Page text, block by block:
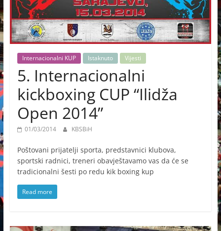
Internacionalni KUP Istaknuto Vijesti
5. Internacionalni
kickboxing CUP “Ilidža
Open 2014”
01/03/2014 KBSBiH
Poštovani prijatelji sporta, predstavnici klubova,
sportski radnici, treneri obavještavamo vas da će se
tradicionalni šesti po redu kik boxing kup
Read more